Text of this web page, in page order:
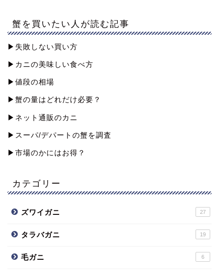
蟹を買いたい人が読む記事
▶︎失敗しない買い方
▶︎カニの美味しい食べ方
▶︎値段の相場
▶︎蟹の量はどれだけ必要？
▶︎ネット通販のカニ
▶︎スーパ/デパートの蟹を調査
▶︎市場のかにはお得？
カテゴリー
ズワイガニ 27
タラバガニ 19
毛ガニ 6